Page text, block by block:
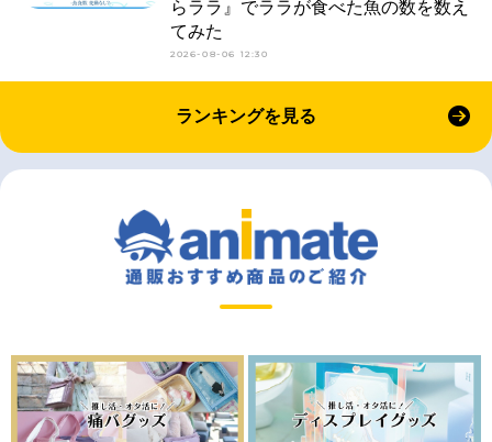
らララ』でララが食べた魚の数を数え
てみた
2026-08-06 12:30
ランキングを見る